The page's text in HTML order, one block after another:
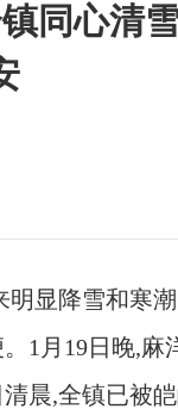
同心清
显降雪和寒
1月19日晚,麻
晨,全镇已被